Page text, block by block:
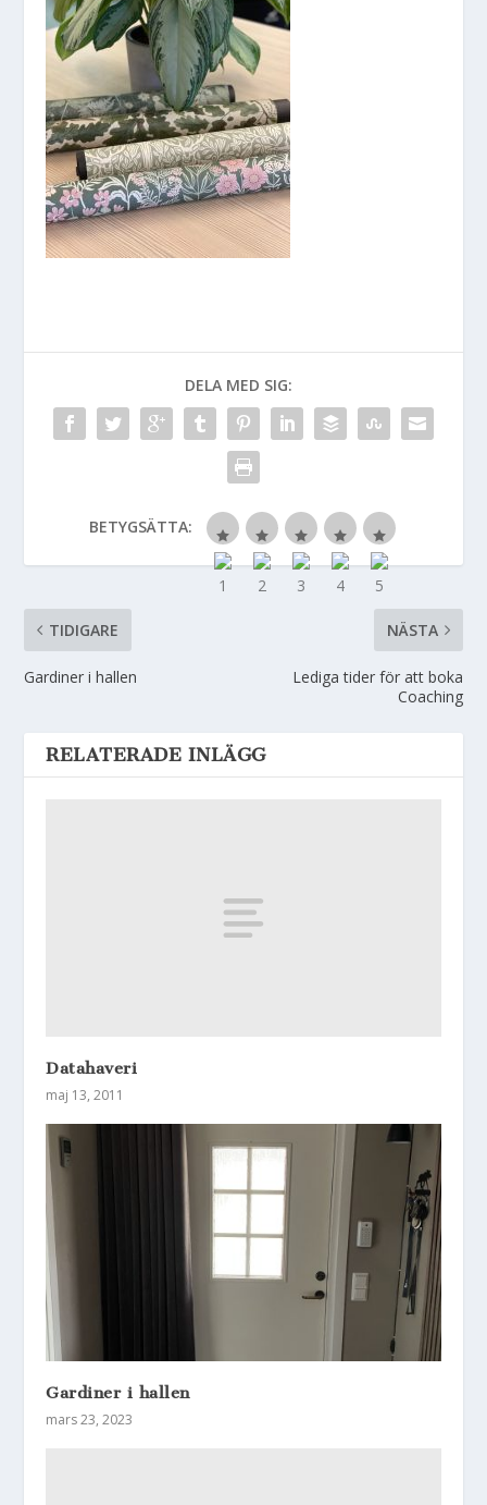
DELA MED SIG:
BETYGSÄTTA:
TIDIGARE
Gardiner i hallen
NÄSTA
Lediga tider för att boka
Coaching
RELATERADE INLÄGG
Datahaveri
maj 13, 2011
Gardiner i hallen
mars 23, 2023